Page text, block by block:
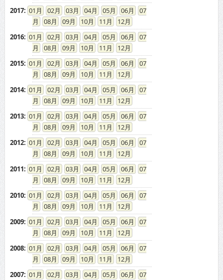
2017: 01 02 03 04 05 06
07
08
09 10 11
12
2016: 01 02 03 04 05 06
07
08
09 10 11
12
2015: 01 02 03 04 05 06
07
08
09 10 11
12
2014: 01 02 03 04 05 06
07
08
09 10 11
12
2013: 01 02 03 04 05 06
07
08
09 10 11
12
2012: 01 02 03 04 05 06
07
08
09 10 11
12
2011: 01 02 03 04 05 06
07
08
09 10 11
12
2010: 01 02 03 04 05 06
07
08
09 10 11
12
2009: 01 02 03 04 05 06
07
08
09 10 11
12
2008: 01 02 03 04 05 06
07
08
09 10 11
12
2007: 01 02 03 04 05 06
07